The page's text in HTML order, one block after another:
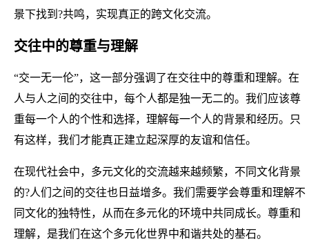
景下找到?共鸣，实现真正的跨文化交流。
交往中的尊重与理解
“交一无一伦”，这一部分强调了在交往中的尊重和理解。在
人与人之间的交往中，每个人都是独一无二的。我们应该尊
重每一个人的个性和选择，理解每一个人的背景和经历。只
有这样，我们才能真正建立起深厚的友谊和信任。
在现代社会中，多元文化的交流越来越频繁，不同文化背景
的?人们之间的交往也日益增多。我们需要学会尊重和理解不
同文化的独特性，从而在多元化的环境中共同成长。尊重和
理解，是我们在这个多元化世界中和谐共处的基石。